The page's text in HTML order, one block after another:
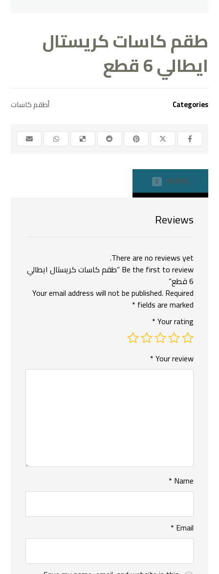
طقم كاسات كريستال
ايطالي 6 قطع
Categories أطقم كاسات
REVIEWS
0
Reviews
There are no reviews yet.
Be the first to review “طقم كاسات كريستال ايطالي
6 قطع”
Your email address will not be published. Required
fields are marked
*
Your rating
*
Your review
*
Name
*
Email
*